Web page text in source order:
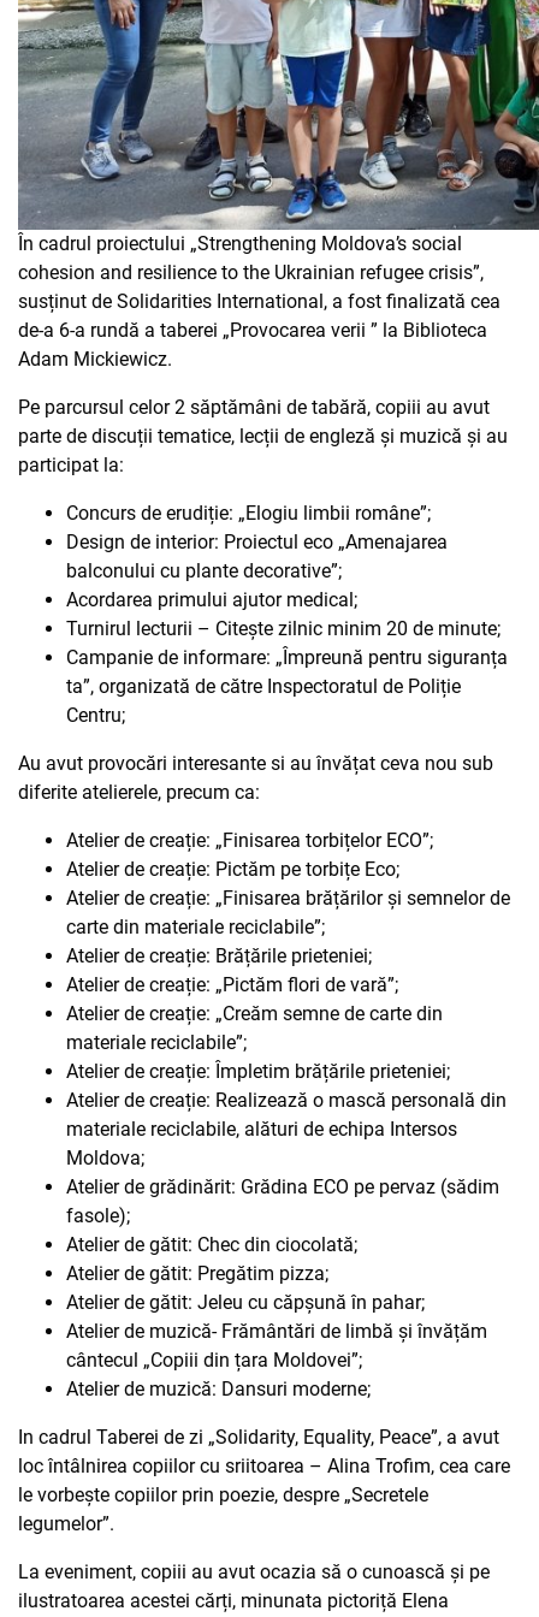
În cadrul proiectului „Strengthening Moldova’s social
cohesion and resilience to the Ukrainian refugee crisis”,
susținut de Solidarities International, a fost finalizată cea
de-a 6-a rundă a taberei „Provocarea verii ” la Biblioteca
Adam Mickiewicz.
Pe parcursul celor 2 săptămâni de tabără, copiii au avut
parte de discuții tematice, lecții de engleză și muzică și au
participat la:
Concurs de erudiție: „Elogiu limbii române”;
Design de interior: Proiectul eco „Amenajarea
balconului cu plante decorative”;
Acordarea primului ajutor medical;
Turnirul lecturii – Citește zilnic minim 20 de minute;
Campanie de informare: „Împreună pentru siguranța
ta”, organizată de către Inspectoratul de Poliție
Centru;
Au avut provocări interesante si au învățat ceva nou sub
diferite atelierele, precum ca:
Atelier de creație: „Finisarea torbițelor ECO”;
Atelier de creație: Pictăm pe torbițe Eco;
Atelier de creație: „Finisarea brățărilor și semnelor de
carte din materiale reciclabile”;
Atelier de creație: Brățările prieteniei;
Atelier de creație: „Pictăm flori de vară”;
Atelier de creație: „Creăm semne de carte din
materiale reciclabile”;
Atelier de creație: Împletim brățările prieteniei;
Atelier de creație: Realizează o mască personală din
materiale reciclabile, alături de echipa Intersos
Moldova;
Atelier de grădinărit: Grădina ECO pe pervaz (sădim
fasole);
Atelier de gătit: Chec din ciocolată;
Atelier de gătit: Pregătim pizza;
Atelier de gătit: Jeleu cu căpșună în pahar;
Atelier de muzică- Frământări de limbă și învățăm
cântecul „Copiii din țara Moldovei”;
Atelier de muzică: Dansuri moderne;
In cadrul Taberei de zi „Solidarity, Equality, Peace”, a avut
loc întâlnirea copiilor cu sriitoarea – Alina Trofim, cea care
le vorbește copiilor prin poezie, despre „Secretele
legumelor”.
La eveniment, copiii au avut ocazia să o cunoască și pe
ilustratoarea acestei cărți, minunata pictoriță Elena